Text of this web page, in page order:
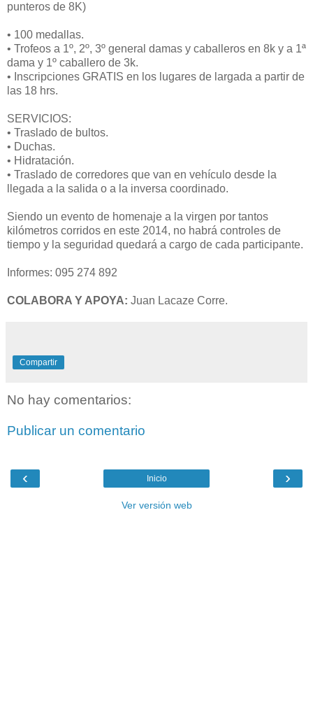
punteros de 8K)
• 100 medallas.
• Trofeos a 1º, 2º, 3º general damas y caballeros en 8k y a 1ª
dama y 1º caballero de 3k.
• Inscripciones GRATIS en los lugares de largada a partir de
las 18 hrs.
SERVICIOS:
• Traslado de bultos.
• Duchas.
• Hidratación.
• Traslado de corredores que van en vehículo desde la
llegada a la salida o a la inversa coordinado.
Siendo un evento de homenaje a la virgen por tantos
kilómetros corridos en este 2014, no habrá controles de
tiempo y la seguridad quedará a cargo de cada participante.
Informes: 095 274 892
COLABORA Y APOYA: Juan Lacaze Corre.
Compartir
No hay comentarios:
Publicar un comentario
‹ ›
Inicio
Ver versión web